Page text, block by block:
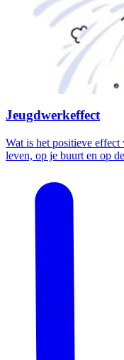
Jeugdwerkeffect
Wat is het positieve
leven, op je buurt en op